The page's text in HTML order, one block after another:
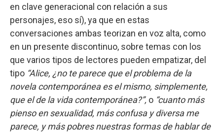
en clave generacional con relación a sus
personajes, eso sí), ya que en estas
conversaciones ambas teorizan en voz alta, como
en un presente discontinuo, sobre temas con los
que varios tipos de lectores pueden empatizar, del
tipo “Alice, ¿no te parece que el problema de la
novela contemporánea es el mismo, simplemente,
que el de la vida contemporánea?”, o “cuanto más
pienso en sexualidad, más confusa y diversa me
parece, y más pobres nuestras formas de hablar de